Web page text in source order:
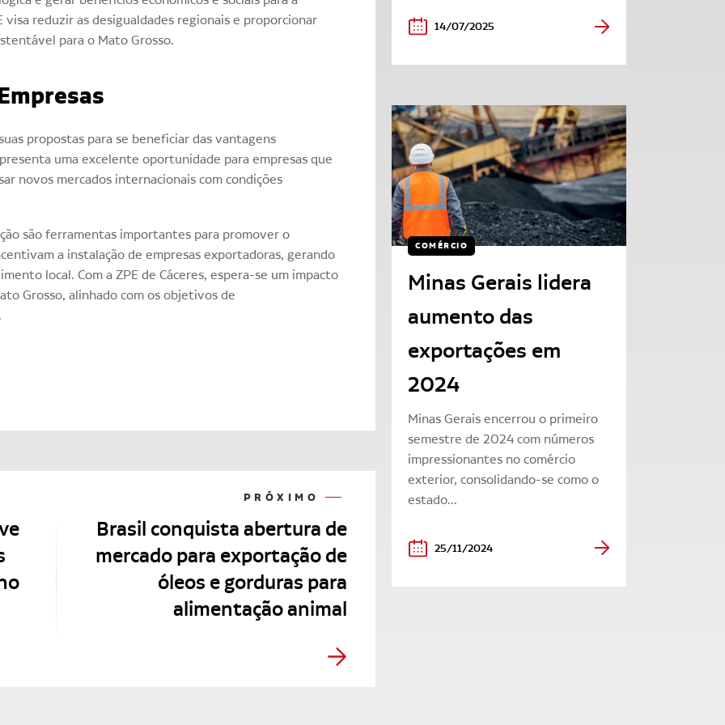
visa reduzir as desigualdades regionais e proporcionar
para o Mato Grosso.
propostas para se beneficiar das vantagens
uma excelente oportunidade para empresas que
novos mercados internacionais com condições
são ferramentas importantes para promover o
a instalação de empresas exportadoras, gerando
local. Com a ZPE de Cáceres, espera-se um impacto
Grosso, alinhado com os objetivos de
PRÓXIMO
Brasil conquista abertura de
mercado para exportação de
óleos e gorduras para
alimentação animal
14/07/2025
COMÉRCIO
Minas Gerais lidera
aumento das
exportações em
2024
Minas Gerais encerrou o primeiro
semestre de 2024 com números
impressionantes no comércio
exterior, consolidando-se como o
estado...
25/11/2024